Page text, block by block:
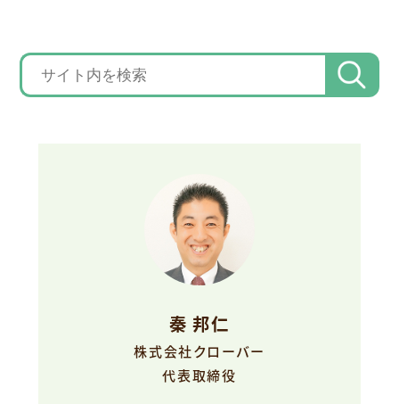
秦 邦仁
株式会社クローバー
代表取締役